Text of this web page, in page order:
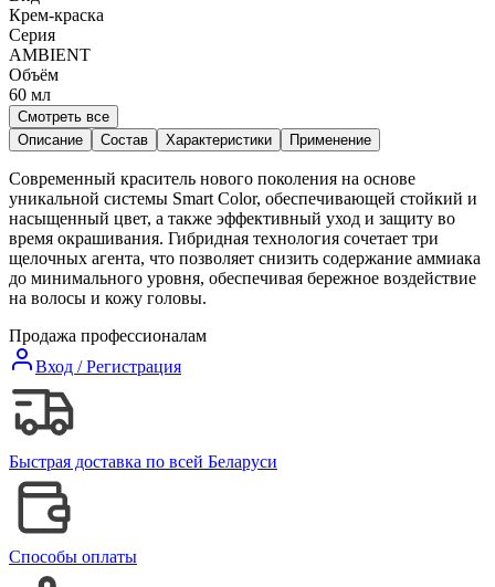
Крем-краска
Серия
AMBIENT
Объём
60 мл
Смотреть все
Описание
Состав Характеристики Применение
Современный краситель нового поколения на основе
уникальной системы Smart Color, обеспечивающей стойкий и
насыщенный цвет, а также эффективный уход и защиту во
время окрашивания. Гибридная технология сочетает три
щелочных агента, что позволяет снизить содержание аммиака
до минимального уровня, обеспечивая бережное воздействие
на волосы и кожу головы.
Продажа профессионалам
Вход / Регистрация
Быстрая доставка по всей Беларуси
Способы оплаты